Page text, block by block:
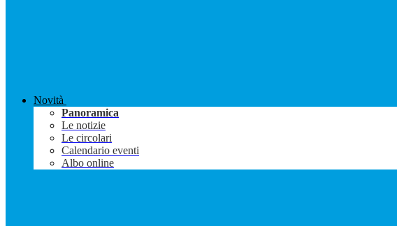
Novità
Panoramica
Le notizie
Le circolari
Calendario eventi
Albo online